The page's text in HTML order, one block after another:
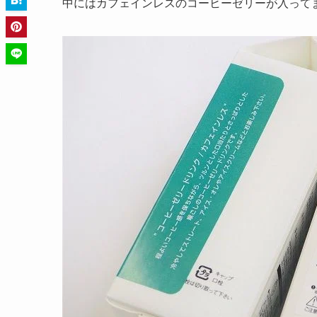
中にはカフェインレスのコーヒーゼリーが入って